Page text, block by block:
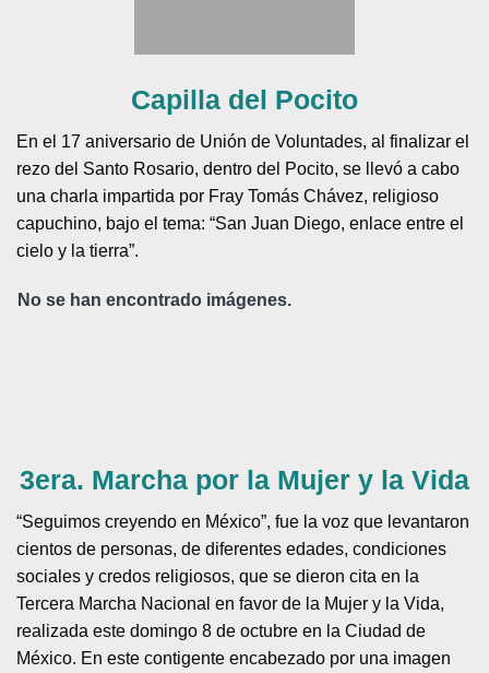
Capilla del Pocito
En el 17 aniversario de Unión de Voluntades, al finalizar el
rezo del Santo Rosario, dentro del Pocito, se llevó a cabo
una charla impartida por Fray Tomás Chávez, religioso
capuchino, bajo el tema: “San Juan Diego, enlace entre el
cielo y la tierra”.
No se han encontrado imágenes.
3era. Marcha por la Mujer y la Vida
“Seguimos creyendo en México”, fue la voz que levantaron
cientos de personas, de diferentes edades, condiciones
sociales y credos religiosos, que se dieron cita en la
Tercera Marcha Nacional en favor de la Mujer y la Vida,
realizada este domingo 8 de octubre en la Ciudad de
México. En este contigente encabezado por una imagen